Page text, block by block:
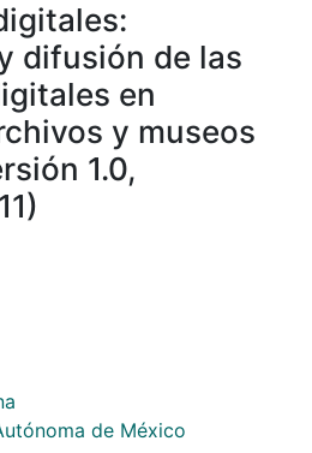
difusión de las
en
y museos
1.0,
de México